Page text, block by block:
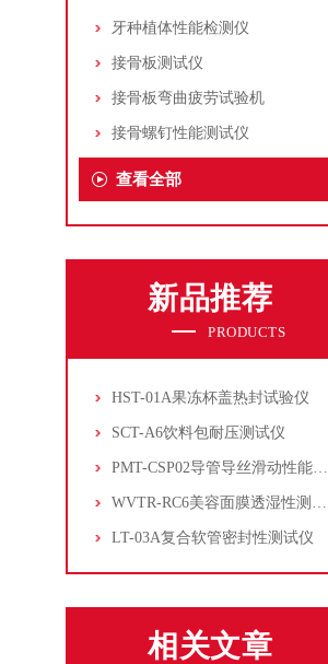
牙种植体性能检测仪
接骨板测试仪
接骨板弯曲疲劳试验机
接骨螺钉性能测试仪
查看全部
新品推荐
PRODUCTS
HST-01A果冻杯盖热封试验仪
SCT-A6饮料包耐压测试仪
PMT-CSP02导管导丝滑动性能测试仪
WVTR-RC6美容面膜透湿性测试仪
LT-03A复合软管密封性测试仪
相关文章